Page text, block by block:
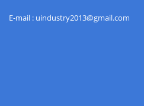
E-mail : uindustry2013@gmail.com